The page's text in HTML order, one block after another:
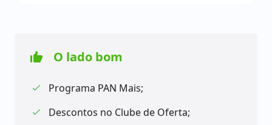
pague menos.
precisa comprar uma renda mínima um pouco alta
para ser aprovado.
O lado bom
Programa PAN Mais;
Descontos no Clube de Oferta;